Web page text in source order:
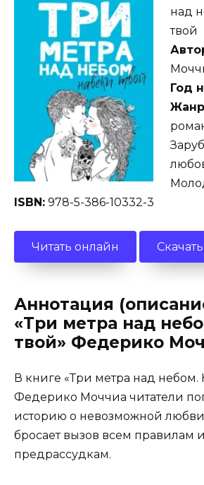
над
твой
Год
ISBN: 978-5-386-10332-3
Читать онлайн
Аннотация
«Три метра над
твой» Федерико
В книге «Три метра над небом.
Федерико Моччиа читатели
историю о невозможной
бросает вызов всем правилам и
предрассудкам.